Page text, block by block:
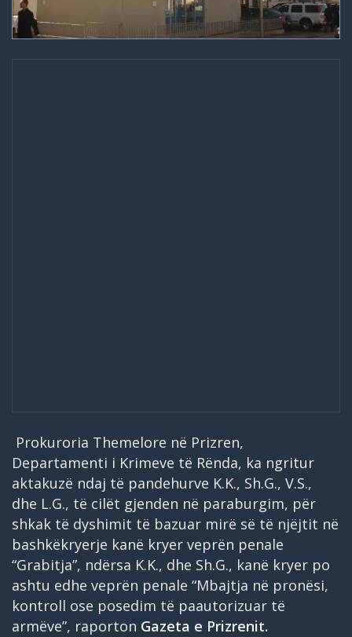
Prokuroria Themelore në Prizren,
Departamenti i Krimeve të Rënda, ka ngritur
aktakuzë ndaj të pandehurve K.K., Sh.G., V.S.,
dhe L.G., të cilët gjenden në paraburgim, për
shkak të dyshimit të bazuar mirë së të njëjtit në
bashkëkryerje kanë kryer veprën penale
“Grabitja”, ndërsa K.K., dhe Sh.G., kanë kryer po
ashtu edhe veprën penale “Mbajtja në pronësi,
kontroll ose posedim të paautorizuar të
armëve”, raporton Gazeta e Prizrenit.